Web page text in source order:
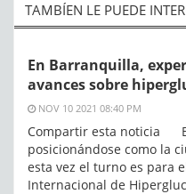
TAMBÍEN LE PUEDE
En Barranquilla,
avances sobre
NOV 10 2021 08:40 PM
Compartir esta noticia
posicionándose como la
esta vez el turno es para
Internacional de